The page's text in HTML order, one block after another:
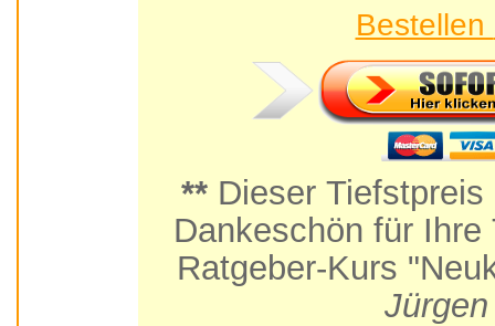
**Dieser Tiefstpreis
Dankeschön für Ihre Teilnahme am Praxis-
Ratgeber-Kurs